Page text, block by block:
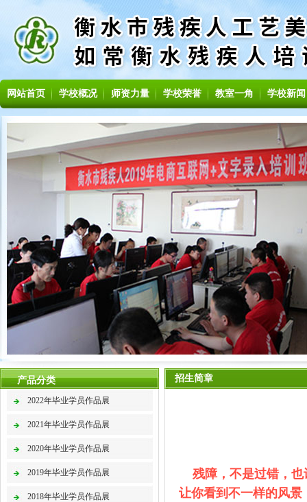
网站首页 学校概况 师资力量 学校荣誉 教室一角 学校新闻
产品分类
2022年毕业学员作品展
2021年毕业学员作品展
2020年毕业学员作品展
2019年毕业学员作品展
2018年毕业学员作品展
招生简章
残障，不是过错，也
让你看到不一样的风景